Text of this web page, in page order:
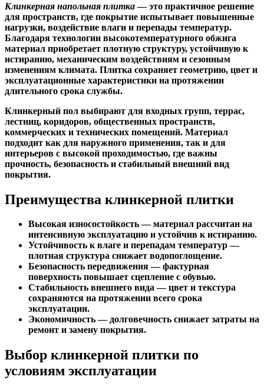
Клинкерная напольная плитка— это практичное решение
для пространств, где покрытие испытывает повышенные
нагрузки, воздействие влаги и перепады температур.
Благодаря технологии высокотемпературного обжига
материал приобретает плотную структуру, устойчивую к
истиранию, механическим воздействиям и сезонным
изменениям климата. Плитка сохраняет геометрию, цвет и
эксплуатационные характеристики на протяжении
длительного срока службы.
Клинкерный пол выбирают для входных групп, террас,
лестниц, коридоров, общественных пространств,
коммерческих и технических помещений. Материал
подходит как для наружного применения, так и для
интерьеров с высокой проходимостью, где важны
прочность, безопасность и стабильный внешний вид
покрытия.
Преимущества клинкерной плитки
Высокая износостойкость — материал рассчитан на
интенсивную эксплуатацию и устойчив к истиранию.
Устойчивость к влаге и перепадам температур —
плотная структура снижает водопоглощение.
Безопасность передвижения — фактурная
поверхность повышает сцепление с обувью.
Стабильность внешнего вида — цвет и текстура
сохраняются на протяжении всего срока
эксплуатации.
Экономичность — долговечность снижает затраты на
ремонт и замену покрытия.
Выбор клинкерной плитки по
условиям эксплуатации